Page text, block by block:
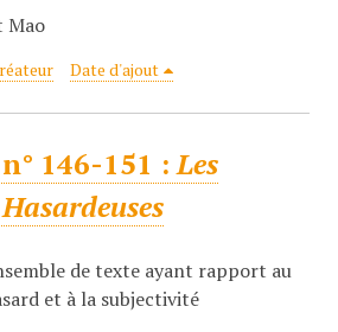
Mao
Date d'ajout
146-151 :Les
de texte ayant rapport au
et à la subjectivité